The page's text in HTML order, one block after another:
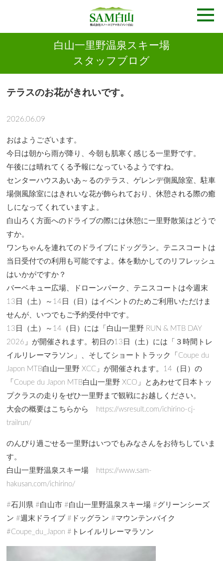
白山一里野温泉スキー場
スタッフブログ
テラスのお花がきれいです。
2026.06.09
おはようございます。
今日は朝から雨が降り、今朝も肌寒く感じる一里野です。
午後には晴れてくる予報になっているようですね。
センターハウスあいあ～るのテラス、ゲレンデ側風除室、駐車
場側風除室にはきれいな花が飾られており、休憩される際の癒
しになってくれていますよ。
白山ろく方面へのドライブの際には休憩に一里野散策はどうで
すか。
ワンちゃんを連れてのドライブにドッグラン。テニスコートは
当日受付での利用も可能ですよ。体を動かしてのリフレッシュ
はいかがですか？
バーベキュー広場、ドローンパーク、テニスコートは今週末
13日（土）～14日（日）はイベントのためご利用いただけま
せんが、いつでもご予約受付中です。
13日（土）～14（日）には「白山一里野 RUN & MTB DAY
2026」が開催されます。初日の13日（土）には「３時間トレ
イルリレーマラソン」、そしてショートトラック「Coupe du
Japon MTB白山一里野 XCC」が開催されます。14（日）の
「Coupe du Japon MTB白山一里野 XCO」とあわせて日本トッ
プクラスの走りをぜひ一里野まで観戦にお越しください。
大会の概要はこちらから https://wsresult.com/ichirino-cj-
trailrun/
のんびり過ごせる一里野はいつでもみなさんをお待ちしていま
す。
白山一里野温泉スキー場 https://www.sam-
hakusan.com/ichirino/
#石川県 #白山市 #白山一里野温泉スキー場 #グリーンシーズ
ン #週末ドライブ #ドッグラン #マウンテンバイク
#Coupe_du_Japon #トレイルリレーマラソン